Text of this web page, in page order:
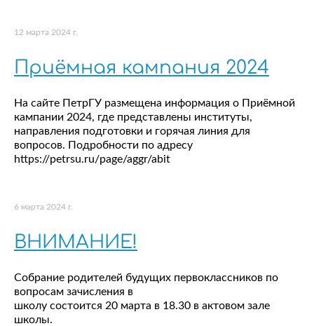
12 марта 2024 г.
Приёмная кампания 2024
На сайте ПетрГУ размещена информация о Приёмной
кампании 2024, где представлены институты,
направления подготовки и горячая линия для
вопросов. Подробности по адресу
https://petrsu.ru/page/aggr/abit
6 марта 2024 г.
ВНИМАНИЕ!
Собрание родителей будущих первоклассников по
вопросам зачисления в
школу состоится 20 марта в 18.30 в актовом зале
школы.